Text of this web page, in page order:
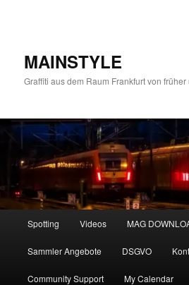
MAINSTYLE
Graffiti aus dem Raum Frankfurt von früher
Spotting Videos MAG
Sammler Angebote DSGVO
Community Support My Calendar